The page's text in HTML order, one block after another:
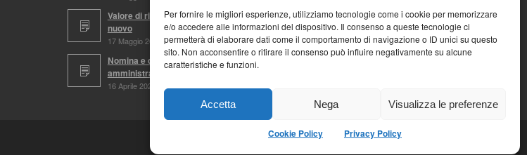
Per fornire le migliori esperienze, utilizziamo tecnologie come i cookie per memorizzare
e/o accedere alle informazioni del dispositivo. Il consenso a queste tecnologie ci
permetterà di elaborare dati come il comportamento di navigazione o ID unici su questo
sito. Non acconsentire o ritirare il consenso può influire negativamente su alcune
caratteristiche e funzioni.
Accetta Nega Visualizza le preferenze
Cookie Policy Privacy Policy
Valore di ricostruzione a
nuovo
17 Maggio 2026
Nomina e conferma
amministratore
16 Aprile 2026
Privacy Policy
Forum
Iscriviti alla Community
AziendaCondominio